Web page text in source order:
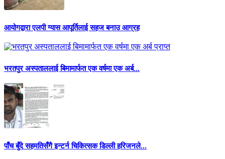
आयोगद्वारा एलपी ग्यास आपूर्तिलाई सहज बनाउ आग्रह
भरतपुर अस्पताललाई बिमामार्फत एक वर्षमा एक अर्ब...
पाँच बुँदे सहमतिसँगै इन्टर्न चिकित्सक डिल्ली हरिजनले...